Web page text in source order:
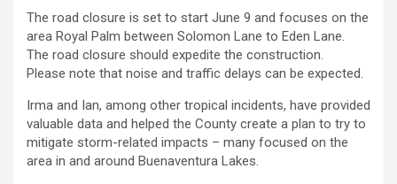
The road closure is set to start June 9 and focuses on the
area Royal Palm between Solomon Lane to Eden Lane.
The road closure should expedite the construction.
Please note that noise and traffic delays can be expected.
Irma and Ian, among other tropical incidents, have provided
valuable data and helped the County create a plan to try to
mitigate storm-related impacts – many focused on the
area in and around Buenaventura Lakes.